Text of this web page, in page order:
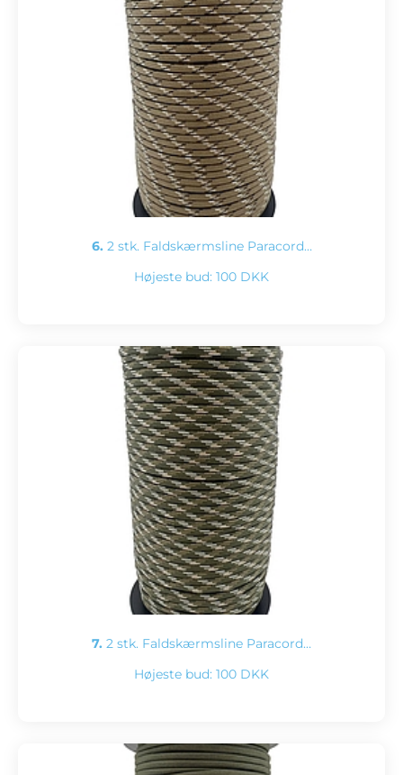
6. 2 stk. Faldskærmsline Paracord…
Højeste bud: 100 DKK
7. 2 stk. Faldskærmsline Paracord…
Højeste bud: 100 DKK